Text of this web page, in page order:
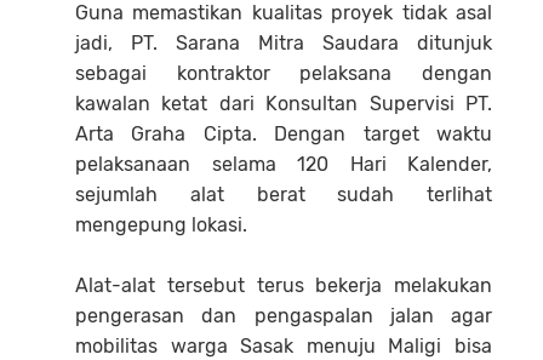
Guna memastikan kualitas proyek tidak asal
jadi, PT. Sarana Mitra Saudara ditunjuk
sebagai kontraktor pelaksana dengan
kawalan ketat dari Konsultan Supervisi PT.
Arta Graha Cipta. Dengan target waktu
pelaksanaan selama 120 Hari Kalender,
sejumlah alat berat sudah terlihat
mengepung lokasi.
Alat-alat tersebut terus bekerja melakukan
pengerasan dan pengaspalan jalan agar
mobilitas warga Sasak menuju Maligi bisa